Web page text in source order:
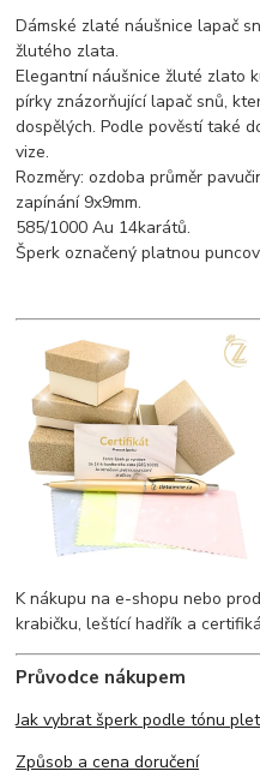
Dámské zlaté náušnice lapač
žlutého zlata.
Elegantní náušnice žluté zlato
pírky znázorňující lapač snů,
dospělých. Podle pověstí také
vize.
Rozměry: ozdoba průměr
zapínání 9x9mm.
585/1000 Au 14karátů.
Šperk označený platnou
K nákupu na e-shopu nebo
krabičku, leštící hadřík a
Průvodce nákupem
Jak vybrat šperk podle tónu
Způsob a cena doručení